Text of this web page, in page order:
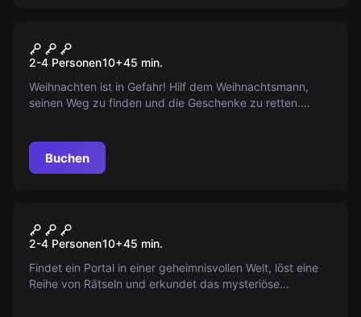
Christmas Story VR
2-4 Personen10+45 min.
Weihnachten ist in Gefahr! Hilf dem Weihnachtsmann,
seinen Weg zu finden und die Geschenke zu retten.
Buchen
Jungle Quest VR
2-4 Personen10+45 min.
Findet ein Portal in einer geheimnisvollen Welt, löst eine
Reihe von Rätseln und erkundet das mysteriöse